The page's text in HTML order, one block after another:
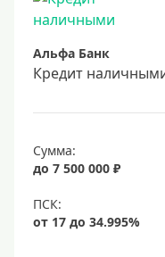
4%
6%
7%
8%
9%
Альфа Банк
Кредит
Сумма:
до 7 500 000 ₽